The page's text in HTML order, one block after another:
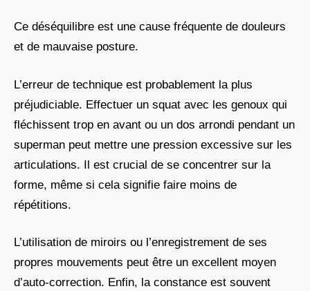
Ce déséquilibre est une cause fréquente de douleurs
et de mauvaise posture.
L’erreur de technique est probablement la plus
préjudiciable. Effectuer un squat avec les genoux qui
fléchissent trop en avant ou un dos arrondi pendant un
superman peut mettre une pression excessive sur les
articulations. Il est crucial de se concentrer sur la
forme, même si cela signifie faire moins de
répétitions.
L’utilisation de miroirs ou l’enregistrement de ses
propres mouvements peut être un excellent moyen
d’auto-correction. Enfin, la constance est souvent